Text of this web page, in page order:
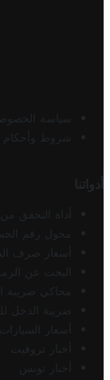
سياسة
شروط وأحكام
أدواتنا
أداة التحقق
محول رقم
أسعار صرف
البحث عن
محاكي ضريبة
ضريبة الدخل
أسعار
أخبار تروفيت
أخبار تونس